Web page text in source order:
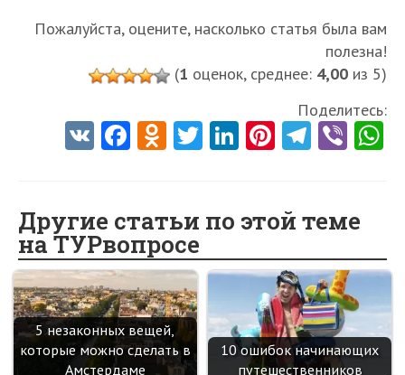
Пожалуйста, оцените, насколько статья была вам
полезна!
(1 оценок, среднее: 4,00 из 5)
Поделитесь:
V Fa
o
o
k
O
o
kl
as
sn
ik
i
T
er
Li
dI
n
Pi
es
t
Te
a
m
Vi
Другие статьи по этой теме
на ТУРвопросе
5 незаконных вещей,
которые можно сделать в
Амстердаме
10 ошибок начинающих
путешественников